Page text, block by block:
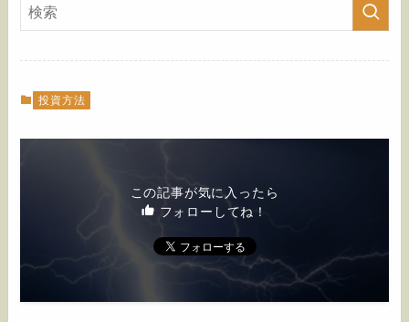
投資方法
この記事が気に入ったら
フォローしてね！